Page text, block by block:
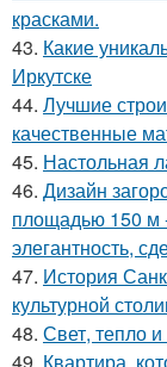
красками.
43. Какие
Иркутске
44. Лучшие
качественные
45. Настольная
46. Дизайн
площадью 150 м -
элегантность,
47. История
культурной
48. Свет, тепло